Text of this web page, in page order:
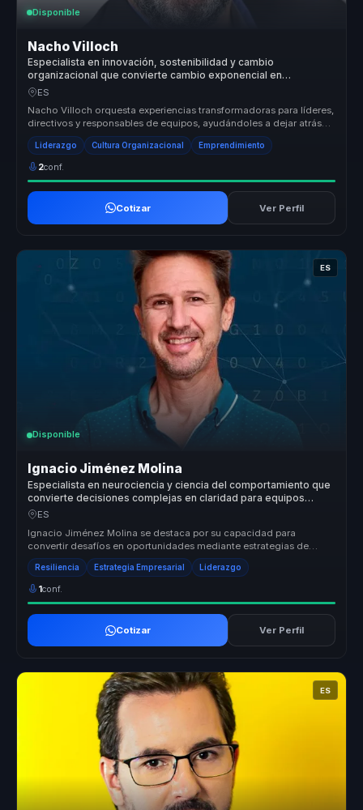
Disponible
Nacho Villoch
Especialista en innovación, sostenibilidad y cambio
organizacional que convierte cambio exponencial en
oportunidades para empresas.
ES
Nacho Villoch orquesta experiencias transformadoras para líderes,
directivos y responsables de equipos, ayudándoles a dejar atrás
estruct...
Liderazgo Cultura Organizacional Emprendimiento
2conf.
Cotizar Ver Perfil
ES
Disponible
Ignacio Jiménez Molina
Especialista en neurociencia y ciencia del comportamiento que
convierte decisiones complejas en claridad para equipos
directivos.
ES
Ignacio Jiménez Molina se destaca por su capacidad para
convertir desafíos en oportunidades mediante estrategias de
marketing digital inn...
Resiliencia Estrategia Empresarial Liderazgo
1conf.
Cotizar Ver Perfil
ES